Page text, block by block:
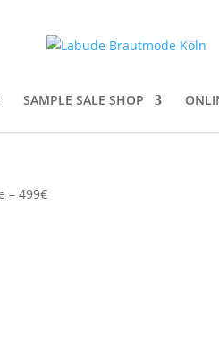
SAMPLE SALE SHOP
– 499€